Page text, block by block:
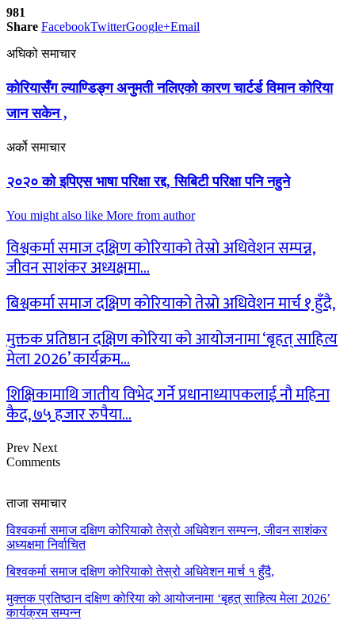
981
Share FacebookTwitterGoogle+Email
अघिको समाचार
कोरियासँग ल्याण्डिङ्ग अनुमती नलिएको कारण चार्टर्ड विमान कोरिया
जान सकेन ,
अर्को समाचार
२०२० को इपिएस भाषा परिक्षा रद्द, सिबिटी परिक्षा पनि नहुने
You might also like More from author
विश्वकर्मा समाज दक्षिण कोरियाको तेस्रो अधिवेशन सम्पन्न,
जीवन साशंकर अध्यक्षमा…
बिश्वकर्मा समाज दक्षिण कोरियाको तेस्रो अधिवेशन मार्च १ हुँदै,
मुक्तक प्रतिष्ठान दक्षिण कोरिया को आयोजनामा ‘बृहत् साहित्य
मेला 2026’ कार्यक्रम…
शिक्षिकामाथि जातीय विभेद गर्ने प्रधानाध्यापकलाई नौ महिना
कैद, ७५ हजार रुपैया…
Prev Next
Comments
ताजा समाचार
विश्वकर्मा समाज दक्षिण कोरियाको तेस्रो अधिवेशन सम्पन्न, जीवन साशंकर
अध्यक्षमा निर्वाचित
बिश्वकर्मा समाज दक्षिण कोरियाको तेस्रो अधिवेशन मार्च १ हुँदै,
मुक्तक प्रतिष्ठान दक्षिण कोरिया को आयोजनामा ‘बृहत् साहित्य मेला 2026’
कार्यक्रम सम्पन्न